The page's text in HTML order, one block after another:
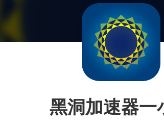
黑洞加速器一